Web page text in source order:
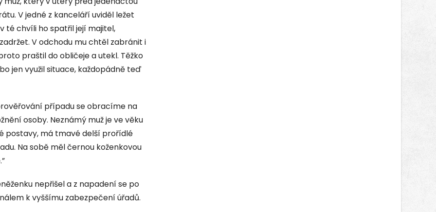
V jedné z kanceláří uviděl ležet
té chvíli ho spatřil její majitel,
V odchodu mu chtěl zabránit i
praštil do obličeje a utekl. Těžko
jen využil situace, každopádně teď
případu se obracíme na
osoby. Neznámý muž je ve věku
postavy, má tmavé delší prořídlé
Na sobě měl černou koženkovou
nepřišel a z napadení se po
k vyššímu zabezpečení úřadů.